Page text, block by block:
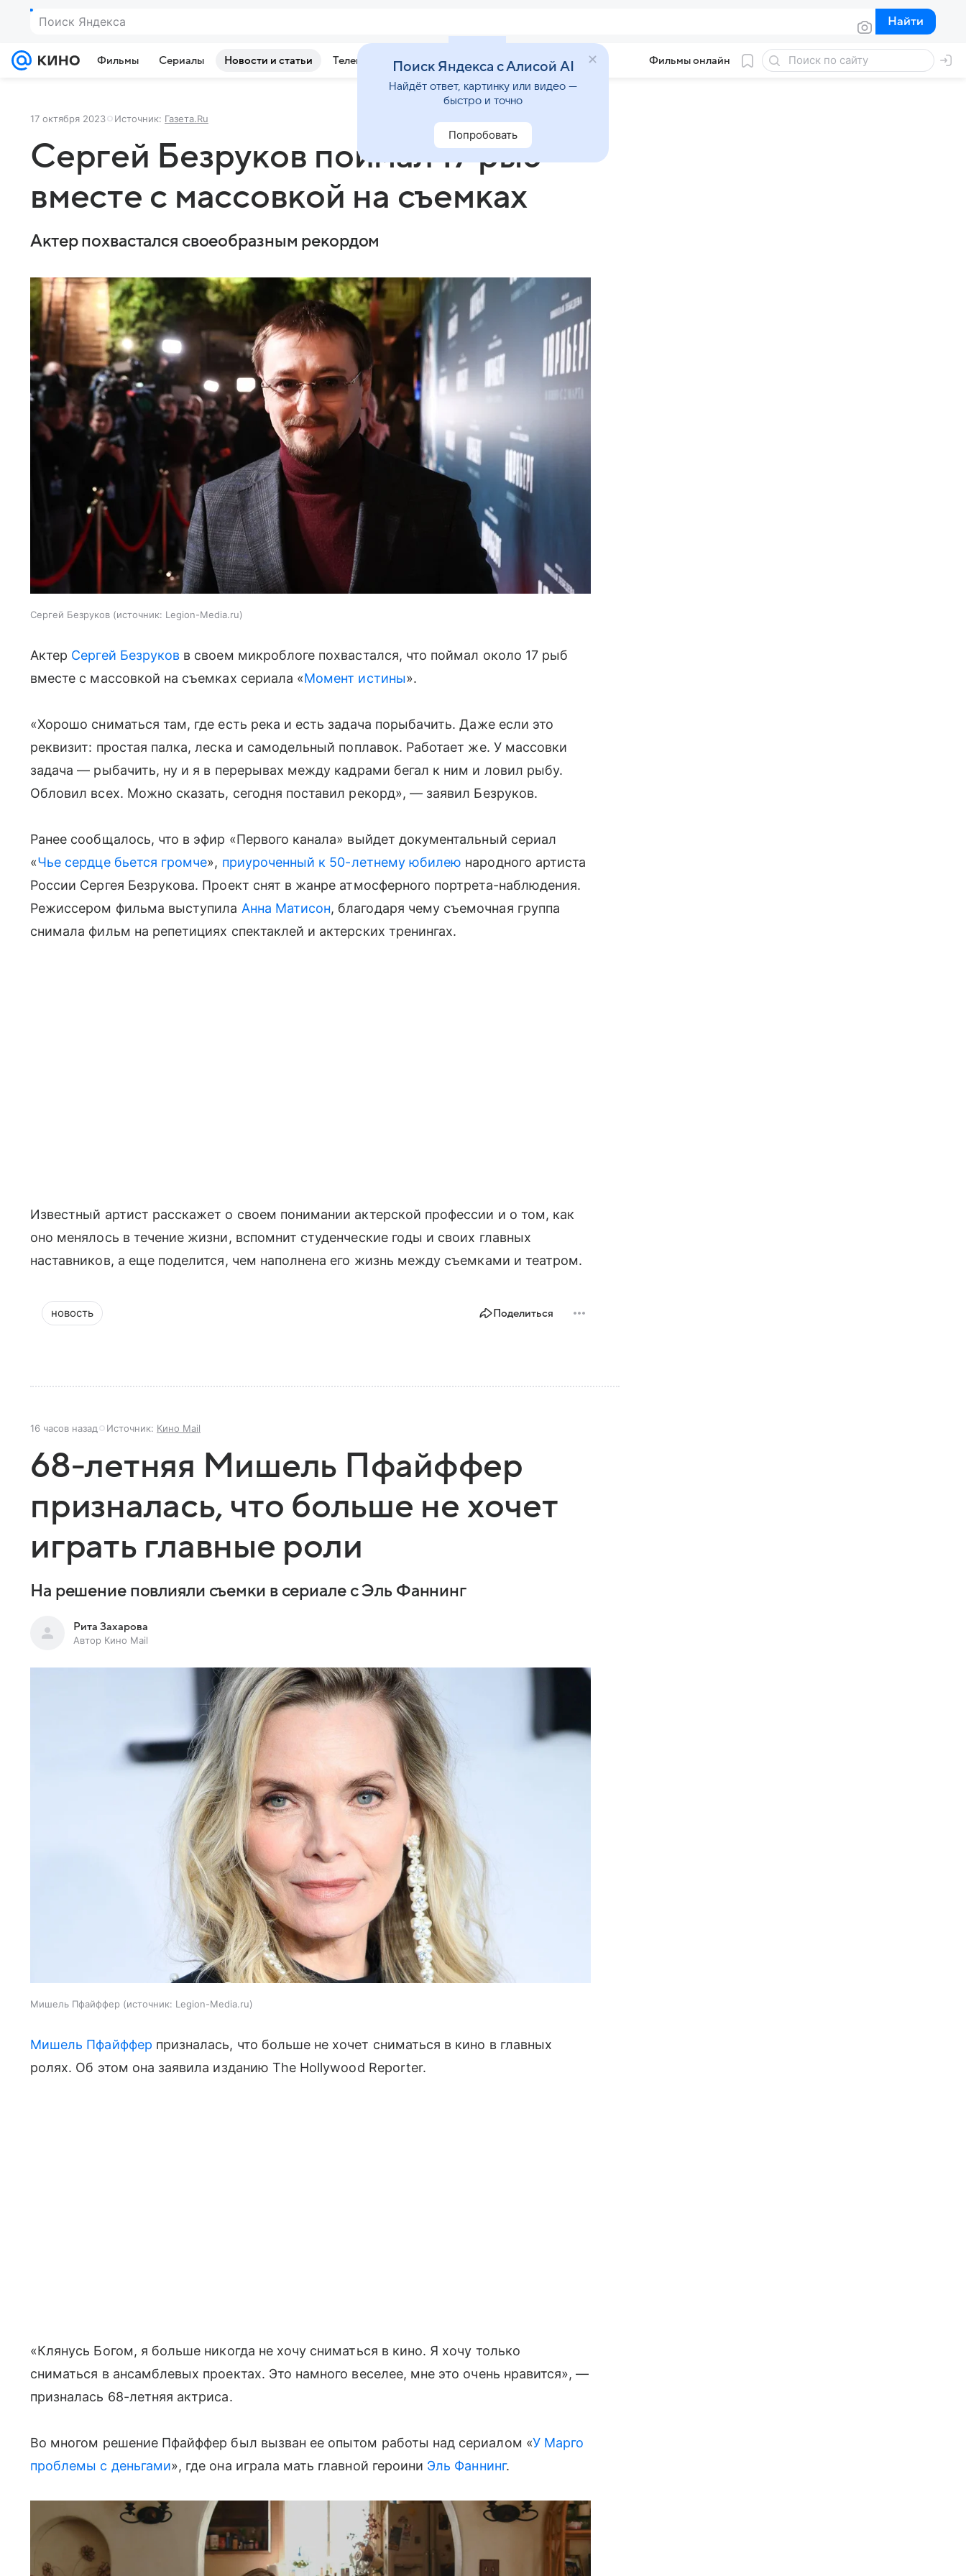
Поиск Яндекса Найти
Найти
Фильмы Сериалы Новости и статьи Телепрограмма Звезды Фильмы онлайн
17 октября 2023 Источник: Газета.Ru
Сергей Безруков поймал 17 рыб
вместе с массовкой на съемках
Актер похвастался своеобразным рекордом
Сергей Безруков источник: Legion-Media.ru
Актер Сергей Безруков в своем микроблоге похвастался, что поймал около 17 рыб
вместе с массовкой на съемках сериала «Момент истины».
«Хорошо сниматься там, где есть река и есть задача порыбачить. Даже если это
реквизит: простая палка, леска и самодельный поплавок. Работает же. У массовки
задача — рыбачить, ну и я в перерывах между кадрами бегал к ним и ловил рыбу.
Обловил всех. Можно сказать, сегодня поставил рекорд», — заявил Безруков.
Ранее сообщалось, что в эфир «Первого канала» выйдет документальный сериал
«Чье сердце бьется громче», приуроченный к 50-летнему юбилею народного артиста
России Сергея Безрукова. Проект снят в жанре атмосферного портрета-наблюдения.
Режиссером фильма выступила Анна Матисон, благодаря чему съемочная группа
снимала фильм на репетициях спектаклей и актерских тренингах.
Известный артист расскажет о своем понимании актерской профессии и о том, как
оно менялось в течение жизни, вспомнит студенческие годы и своих главных
наставников, а еще поделится, чем наполнена его жизнь между съемками и театром.
новость Поделиться
16 часов назад Источник: Кино Mail
68-летняя Мишель Пфайффер
призналась, что больше не хочет
играть главные роли
На решение повлияли съемки в сериале с Эль Фаннинг
Рита Захарова
Автор Кино Mail
Мишель Пфайффер источник: Legion-Media.ru
Мишель Пфайффер призналась, что больше не хочет сниматься в кино в главных
ролях. Об этом она заявила изданию The Hollywood Reporter.
«Клянусь Богом, я больше никогда не хочу сниматься в кино. Я хочу только
сниматься в ансамблевых проектах. Это намного веселее, мне это очень нравится», —
призналась 68-летняя актриса.
Во многом решение Пфайффер был вызван ее опытом работы над сериалом «У Марго
проблемы с деньгами», где она играла мать главной героини Эль Фаннинг.
Поиск Яндекса с Алисой AI
Найдёт ответ, картинку или видео —
быстро и точно
Попробовать